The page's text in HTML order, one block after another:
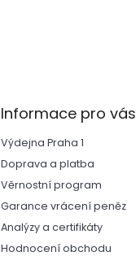
Informace pro vás
Výdejna Praha 1
Doprava a platba
Věrnostní program
Garance vrácení peněz
Analýzy a certifikáty
Hodnocení obchodu